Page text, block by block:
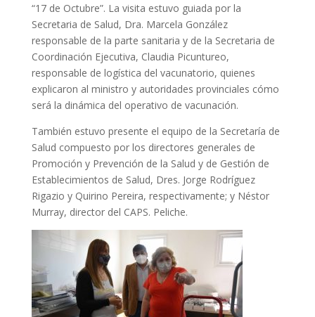
“17 de Octubre”. La visita estuvo guiada por la
Secretaria de Salud, Dra. Marcela González
responsable de la parte sanitaria y de la Secretaria de
Coordinación Ejecutiva, Claudia Picuntureo,
responsable de logística del vacunatorio, quienes
explicaron al ministro y autoridades provinciales cómo
será la dinámica del operativo de vacunación.
También estuvo presente el equipo de la Secretaría de
Salud compuesto por los directores generales de
Promoción y Prevención de la Salud y de Gestión de
Establecimientos de Salud, Dres. Jorge Rodríguez
Rigazio y Quirino Pereira, respectivamente; y Néstor
Murray, director del CAPS. Peliche.